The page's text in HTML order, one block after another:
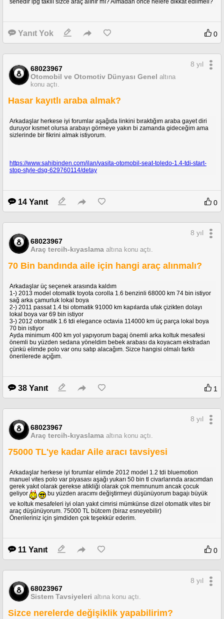
Yanıt Yok 0
68023967
Otomobil ve Otomotiv Dünyası Genel altına
konu açtı.
8 yıl
Hasar kayıtlı araba almak?
Arkadaşlar herkese iyi forumlar aşağıda linkini bıraktığım araba gayet diri
duruyor kısmet olursa arabayı görmeye yakın bi zamanda gideceğim ama
sizlerinde bir fikrini almak istiyorum.
https://www.sahibinden.com/ilan/vasita-otomobil-seat-toledo-1.4-tdi-start-
stop-style-dsg-629760114/detay
14 Yanıt 0
68023967
Araç tercih-kıyaslama altına konu açtı.
8 yıl
70 Bin bandında aile için hangi araç alınmalı?
Arkadaşlar üç seçenek arasında kaldım
1-) 2013 model otomatik toyota corolla 1.6 benzinli 68000 km 74 bin istiyor
sağ arka çamurluk lokal boya
2-) 2011 passat 1.4 tsi otomatik 91000 km kapılarda ufak çizikten dolayı
lokal boya var 69 bin istiyor
3-) 2012 otomatik 1.6 tdi elegance octavia 114000 km üç parça lokal boya
70 bin istiyor
Ayda minimum 400 km yol yapıyorum bagaj önemli arka koltuk mesafesi
önemli bu yüzden sedana yöneldim bebek arabası da koyacam ekstradan
çünkü elimde polo var onu satıp alacağım. Sizce hangisi olmalı farklı
önerilerede açığım.
38 Yanıt 1
68023967
Araç tercih-kıyaslama altına konu açtı.
8 yıl
75000 TL'ye kadar Aile aracı tavsiyesi
Arkadaşlar herkese iyi forumlar elimde 2012 model 1.2 tdi bluemotion
manuel vites polo var piyasası aşağı yukarı 50 bin tl civarlarında aracımdan
gerek yakıt olarak gerekse atikliği olarak çok memnunum ancak çocuk
geliyor
bu yüzden aracımı değiştirmeyi düşünüyorum bagajı büyük
ve koltuk mesafeleri iyi olan yakıt cimrisi mümkünse dizel otomatik vites bir
araç düşünüyorum. 75000 TL bütcem (biraz esneyebilir)
Önerileriniz için şimdiden çok teşekkür ederim.
11 Yanıt 0
68023967
Sistem Tavsiyeleri altına konu açtı.
8 yıl
Sizce nerelerde değişiklik yapabilirim?